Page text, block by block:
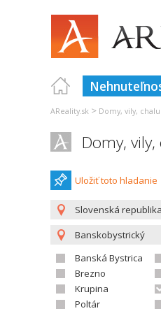
AReality.sk > Domy, vily,
Domy,
Uložiť toto hladanie
Slovenská republika
Banskobystrický
Banská Bystrica
Brezno
Krupina
Poltár